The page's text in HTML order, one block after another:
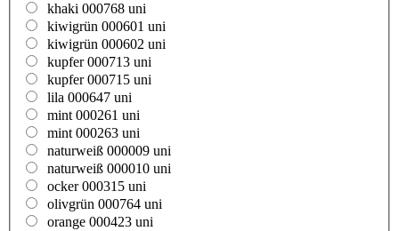
khaki 000768 uni
kiwigrün 000601 uni
kiwigrün 000602 uni
kupfer 000713 uni
kupfer 000715 uni
lila 000647 uni
mint 000261 uni
mint 000263 uni
naturweiß 000009 uni
naturweiß 000010 uni
ocker 000315 uni
olivgrün 000764 uni
orange 000423 uni